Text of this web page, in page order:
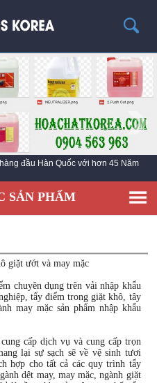
đầu Hàn Quốc với hơn 45 Năm
SẢN PHẨM
giặt ướt và may mặc
chuyên dụng trên vải nhập khẩu
tẩy điểm trong giặt khô, tây
may mặc sản phẩm nhập khẩu
cấp dịch vụ và cung cấp trọn
lại sự sạch sẽ về vệ sinh tươi
hợp cho tất cả các quy trình tẩy
dệt may, may mặc, ngành giặt